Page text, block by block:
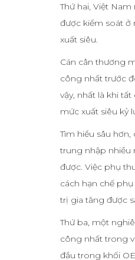
Thứ hai, Việt
được kiểm soát ở
xuất siêu.
Cán cân thương
công nhất trước
vậy, nhất là khi
mức xuất siêu kỷ
Tìm hiểu sâu
trung nhập nhiều
được. Việc phụ
cách hạn chế
trị gia tăng được
Thứ ba, một
công nhất trong
đầu trong khối